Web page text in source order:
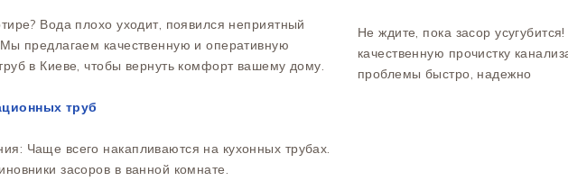
Вода плохо уходит, появился неприятный
предлагаем качественную и оперативную
в Киеве, чтобы вернуть комфорт вашему дому.
труб
Чаще всего накапливаются на кухонных трубах.
засоров в ванной комнате.
Не ждите, пока засор
качественную прочистку
проблемы быстро, надежно